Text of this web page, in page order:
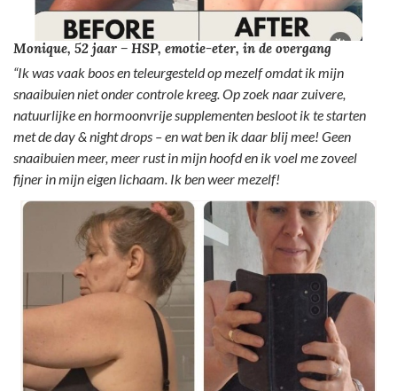
Monique, 52 jaar – HSP, emotie-eter, in de overgang
“Ik was vaak boos en teleurgesteld op mezelf omdat ik mijn
snaaibuien niet onder controle kreeg. Op zoek naar zuivere,
natuurlijke en hormoonvrije supplementen besloot ik te starten
met de day & night drops – en wat ben ik daar blij mee! Geen
snaaibuien meer, meer rust in mijn hoofd en ik voel me zoveel
fijner in mijn eigen lichaam. Ik ben weer mezelf!